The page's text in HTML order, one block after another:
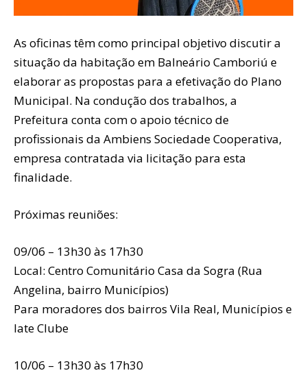
As oficinas têm como principal objetivo discutir a
situação da habitação em Balneário Camboriú e
elaborar as propostas para a efetivação do Plano
Municipal. Na condução dos trabalhos, a
Prefeitura conta com o apoio técnico de
profissionais da Ambiens Sociedade Cooperativa,
empresa contratada via licitação para esta
finalidade.
Próximas reuniões:
09/06 – 13h30 às 17h30
Local: Centro Comunitário Casa da Sogra (Rua
Angelina, bairro Municípios)
Para moradores dos bairros Vila Real, Municípios e
Iate Clube
10/06 – 13h30 às 17h30